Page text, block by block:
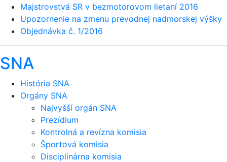
Majstrovstvá SR v bezmotorovom lietaní 2016
Upozornenie na zmenu prevodnej nadmorskej výšky
Objednávka č. 1/2016
SNA
História SNA
Orgány SNA
Najvyšší orgán SNA
Prezídium
Kontrolná a revízna komisia
Športová komisia
Disciplinárna komisia